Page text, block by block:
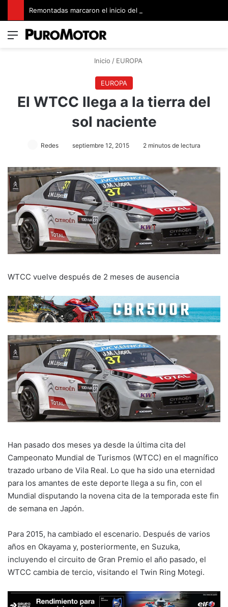
Menú
Inicio / EUROPA
EUROPA
El WTCC llega a la tierra del
sol naciente
Redes septiembre 12, 2015 2 minutos de lectura
WTCC vuelve después de 2 meses de ausencia
Han pasado dos meses ya desde la última cita del
Campeonato Mundial de Turismos (WTCC) en el magnífico
trazado urbano de Vila Real. Lo que ha sido una eternidad
para los amantes de este deporte llega a su fin, con el
Mundial disputando la novena cita de la temporada este fin
de semana en Japón.
Para 2015, ha cambiado el escenario. Después de varios
años en Okayama y, posteriormente, en Suzuka,
incluyendo el circuito de Gran Premio el año pasado, el
WTCC cambia de tercio, visitando el Twin Ring Motegi.